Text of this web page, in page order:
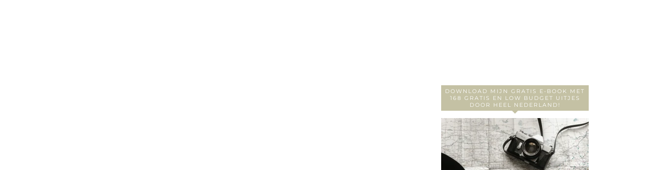
DOWNLOAD MIJN GRATIS E-BOOK MET
168 GRATIS EN LOW BUDGET UITJES
DOOR HEEL NEDERLAND!